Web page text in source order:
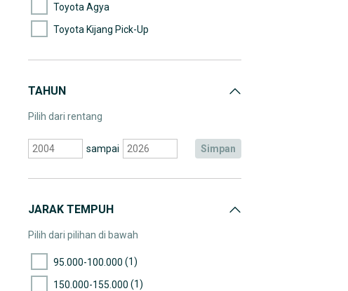
Toyota Agya
Toyota Kijang Pick-Up
TAHUN
Pilih dari rentang
sampai simpan
JARAK TEMPUH
Pilih dari pilihan di bawah
95.000-100.000 (1)
150.000-155.000 (1)